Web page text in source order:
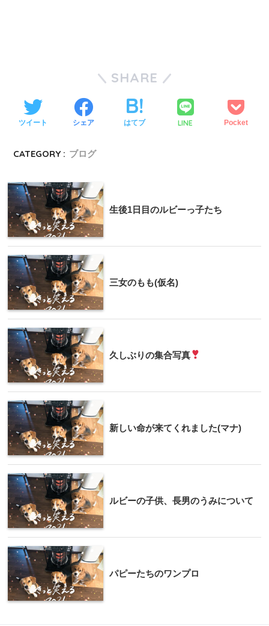
SHARE
ツイート シェア はてブ LINE Pocket
CATEGORY : ブログ
生後1日目のルビーっ子たち
三女のもも(仮名)
久しぶりの集合写真
新しい命が来てくれました(マナ)
ルビーの子供、長男のうみについて
パピーたちのワンプロ